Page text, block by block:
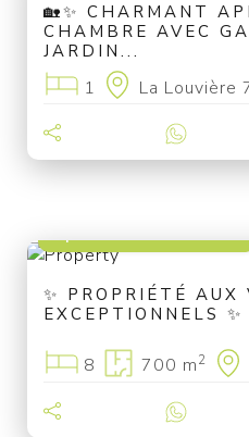
🏡✨ CHARMANT
CHAMBRE AVEC
JARDIN...
1 La Louvière
✨ PROPRIÉTÉ AUX
EXCEPTIONNELS ✨
8 700 m2